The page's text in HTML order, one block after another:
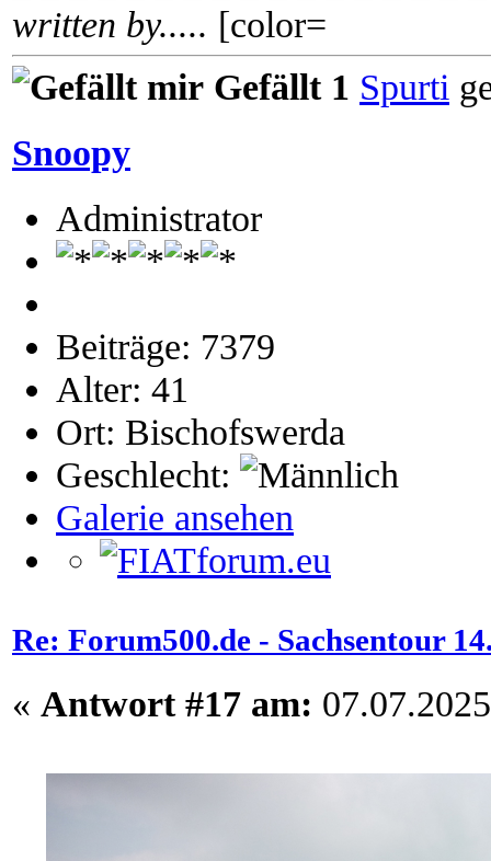
written by..... [color=
Gefällt 1 Spurti
Snoopy
Administrator
Beiträge: 7379
Alter: 41
Ort: Bischofswerda
Geschlecht:
Galerie ansehen
Re: Forum500.de - Sachsentour
« Antwort #17 am: